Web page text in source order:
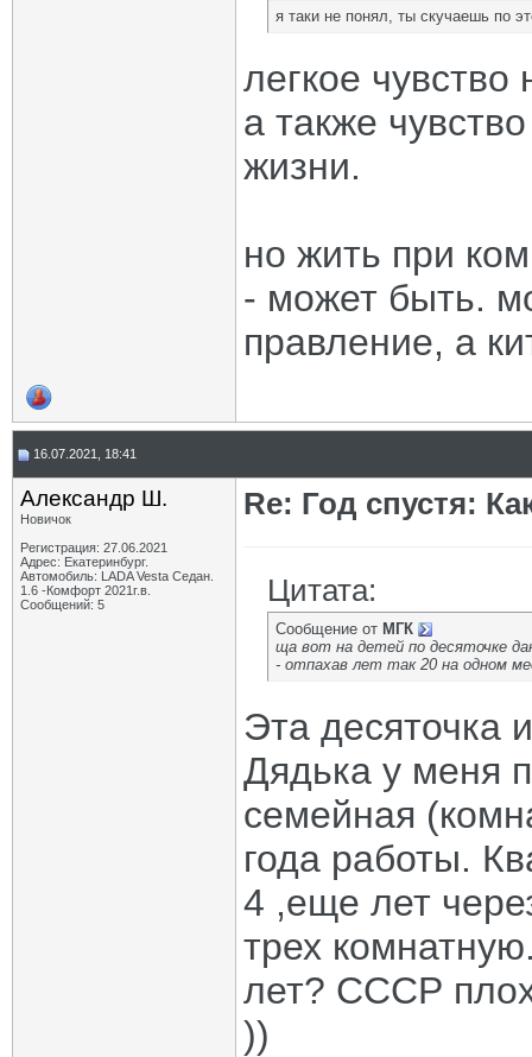
я таки не понял, ты скучаешь по
легкое чувство
а также
жизни.
но жить при
- может быть.
правление, а
16.07.2021, 18:41
Александр Ш.
Новичок
Регистрация: 27.06.2021
Адрес: Екатеринбург.
Автомобиль: LADA Vesta Седан.
1.6 -Комфорт 2021г.в.
Сообщений: 5
Re: Год спустя:
Цитата:
Сообщение от МГК
ща вот на детей по десяточке
- отпахав лет так 20 на одном
Эта десяточка
Дядька у меня
семейная
года работы.
4 ,еще лет
трех
лет? СССР
))